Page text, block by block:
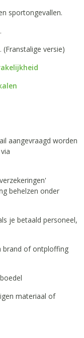
sportongevallen.
versie)
aangevraagd worden
behelzen onder
je betaald personeel,
brand of ontploffing
materiaal of